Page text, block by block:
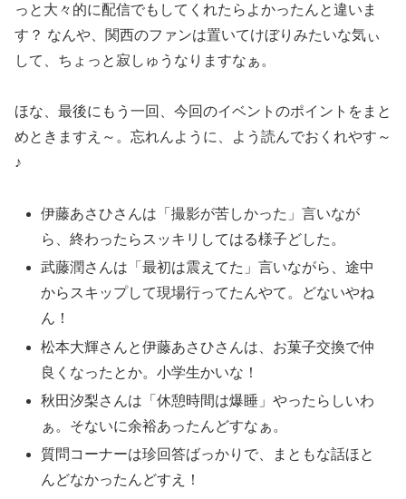
っと大々的に配信でもしてくれたらよかったんと違いま
す？ なんや、関西のファンは置いてけぼりみたいな気ぃ
して、ちょっと寂しゅうなりますなぁ。
ほな、最後にもう一回、今回のイベントのポイントをまと
めときますえ～。忘れんように、よう読んでおくれやす～
♪
伊藤あさひさんは「撮影が苦しかった」言いなが
ら、終わったらスッキリしてはる様子どした。
武藤潤さんは「最初は震えてた」言いながら、途中
からスキップして現場行ってたんやて。どないやね
ん！
松本大輝さんと伊藤あさひさんは、お菓子交換で仲
良くなったとか。小学生かいな！
秋田汐梨さんは「休憩時間は爆睡」やったらしいわ
ぁ。そないに余裕あったんどすなぁ。
質問コーナーは珍回答ばっかりで、まともな話ほと
んどなかったんどすえ！